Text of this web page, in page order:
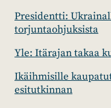
Presidentti:
torjuntaohjuksista
Yle: Itärajan takaa
Ikäihmisille
esitutkinnan